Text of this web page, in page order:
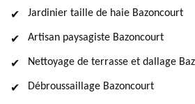
Jardinier taille de haie Bazoncourt
Artisan paysagiste Bazoncourt
Nettoyage de terrasse et dallage
Débroussaillage Bazoncourt